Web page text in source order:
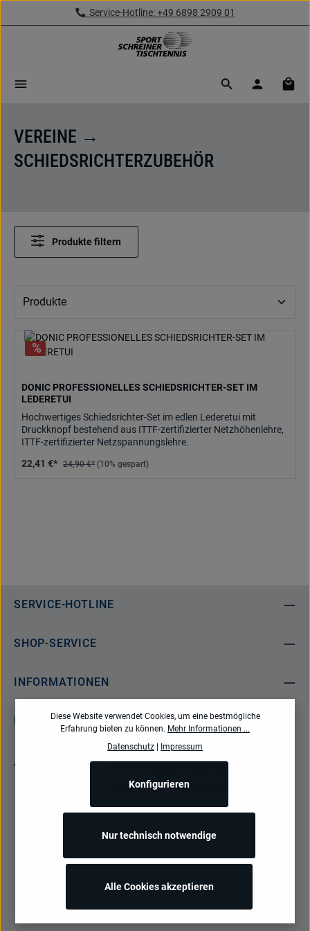
Zum Hauptinhalt springenService-Hotline: +49 6898 2909 01
VEREINE →
SCHIEDSRICHTERZUBEHÖR
Produkte filtern
DONIC PROFESSIONELLES SCHIEDSRICHTER-SET IM
LEDERETUI
Hochwertiges Schiedsrichter-Set im edlen Lederetui mit
Druckknopf bestehend aus ITTF-zertifizierter Netzhöhenlehre,
ITTF-zertifizierter Netzspannungslehre.
22,41 €* 24,90 €* (10% gespart)
SERVICE-HOTLINE
SHOP-SERVICE
INFORMATIONEN
NEWSLETTER
Bestellung widerrufen
Nachnahmegebühren, wenn nicht anders angegeben.
Diese Website verwendet Cookies, um eine bestmögliche
Erfahrung bieten zu können. Mehr Informationen ...
Datenschutz | Impressum
Nur technisch notwendige
Konfigurieren
Alle Cookies akzeptieren